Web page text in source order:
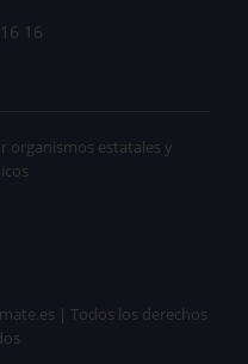
16
| Todos los derechos
organismos estatales y